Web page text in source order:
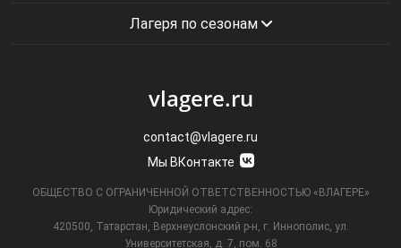
Лагеря по сезонам
vlagere.ru
contact@vlagere.ru
Мы ВКонтакте
ОБЩЕСТВО С ОГРАНИЧЕННОЙ ОТВЕТСТВЕННОСТЬЮ «ВЛАГЕРЕ»
Юридический адрес:
420500, Татарстан, Верхнеуслонский р-н, г. Иннополис, ул.
Университетская,
д. 7, пом. 68